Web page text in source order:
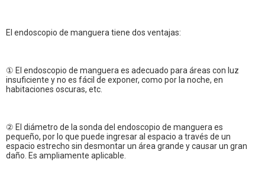
El endoscopio de manguera tiene dos ventajas:
① El endoscopio de manguera es adecuado para áreas con luz
insuficiente y no es fácil de exponer, como por la noche, en
habitaciones oscuras, etc.
② El diámetro de la sonda del endoscopio de manguera es
pequeño, por lo que puede ingresar al espacio a través de un
espacio estrecho sin desmontar un área grande y causar un gran
daño. Es ampliamente aplicable.